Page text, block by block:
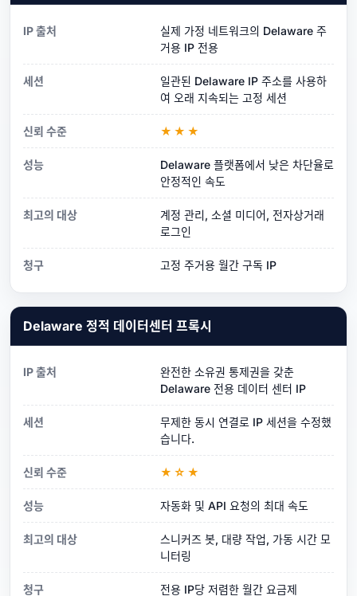
IP 출처
실제 가정 네트워크의 Delaware 주
거용 IP 전용
세션
일관된 Delaware IP 주소를 사용하
여 오래 지속되는 고정 세션
신뢰 수준 ★★★
성능
Delaware 플랫폼에서 낮은 차단율로
안정적인 속도
최고의 대상
계정 관리, 소셜 미디어, 전자상거래
로그인
청구 고정 주거용 월간 구독 IP
Delaware 정적 데이터센터 프록시
IP 출처
완전한 소유권 통제권을 갖춘
Delaware 전용 데이터 센터 IP
세션
무제한 동시 연결로 IP 세션을 수정했
습니다.
신뢰 수준 ★☆★
성능 자동화 및 API 요청의 최대 속도
최고의 대상
스니커즈 봇, 대량 작업, 가동 시간 모
니터링
청구 전용 IP당 저렴한 월간 요금제